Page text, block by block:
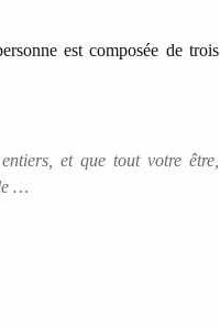
est composée de trois
et que tout votre être,
…